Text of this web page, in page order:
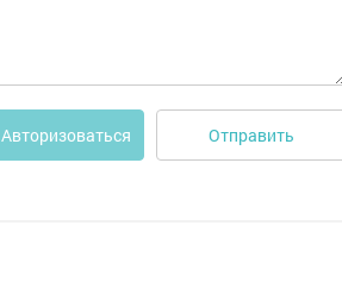
Авторизоваться Отправить